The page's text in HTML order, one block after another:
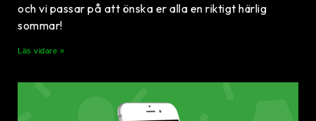
och vi passar på att önska er alla en riktigt härlig
sommar!
Läs vidare »